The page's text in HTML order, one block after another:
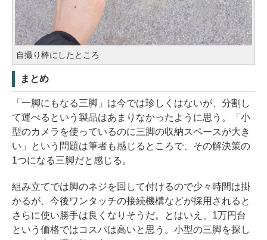
自撮り棒にしたところ
まとめ
「一脚にもなる三脚」は今では珍しくはないが、分割し
て運べるという製品はあまりなかったように思う。「小
型のカメラを使っているのに三脚の収納スペースが大き
い」という問題は筆者も感じるところで、その解決策の
1つになる三脚だと感じる。
組み立てでは脚のネジを回して付けるので少々時間は掛
かるが、今後ワンタッチの接続機構などが採用されると
さらに使い勝手は良くなりそうだ。とはいえ、1万円台
という価格ではコスパは高いと思う。小型の三脚を探し